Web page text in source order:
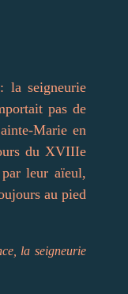
la seigneurie
pas de
Marie en
du XVIIIe
leur aïeul,
au pied
la seigneurie